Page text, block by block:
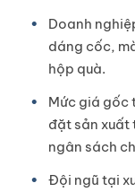
Doanh
dáng cốc,
hộp quà.
Mức giá gốc
đặt sản xuất
ngân sách
Đội ngũ tại